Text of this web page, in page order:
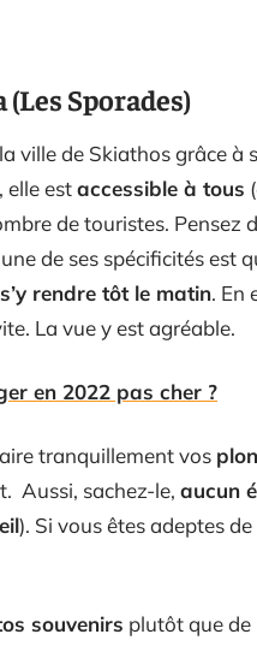
Sporades)
ville de Skiathos grâce à
elle estaccessible à tous
de touristes. Pensez
de ses spécificités est
s’y rendre tôt le matin. En
La vue y est agréable.
en 2022 pas cher ?
tranquillement vos
Aussi, sachez-le, aucun
). Si vous êtes adeptes
souvenirs plutôt que de